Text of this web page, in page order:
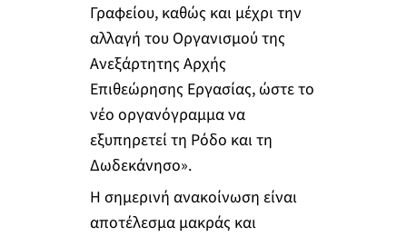
Γραφείου, καθώς και μέχρι την
αλλαγή του Οργανισμού της
Ανεξάρτητης Αρχής
Επιθεώρησης Εργασίας, ώστε το
νέο οργανόγραμμα να
εξυπηρετεί τη Ρόδο και τη
Δωδεκάνησο».
Η σημερινή ανακοίνωση είναι
αποτέλεσμα μακράς και